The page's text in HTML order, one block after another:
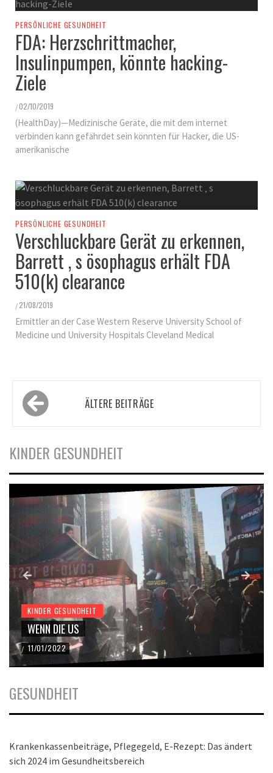
PERSÖNLICHE GESUNDHEIT
FDA: Herzschrittmacher,
Insulinpumpen, könnte hacking-
Ziele
/02/10/2019
(HealthDay)—Medizinische Geräte, die mit dem internet
verbinden kann gefährdet sein könnten für Hacker, die US-
amerikanische
PERSÖNLICHE GESUNDHEIT
Verschluckbare Gerät zu erkennen,
Barrett ‚ s ösophagus erhält FDA
510(k) clearance
/ 21/08/2019
Ermittler an der Case Western Reserve University School of
Medicine und University Hospitals Cleveland Medical
Beitragsnavigation
ÄLTERE BEITRÄGE
KINDER GESUNDHEIT
KINDER GESUNDHEIT
WENN DIE US
/ 11/01/2022
GESUNDHEIT
Krankenkassenbeiträge, Pflegegeld, E-Rezept: Das ändert
sich 2024 im Gesundheitsbereich